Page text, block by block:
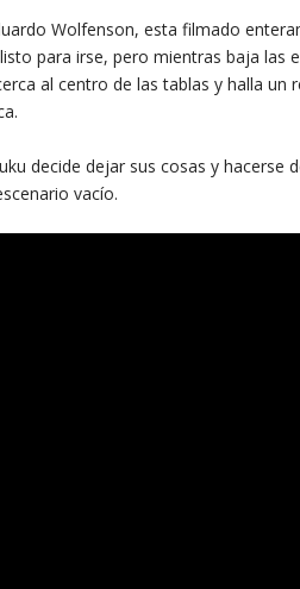
Wolfenson, esta filmado
para irse, pero mientras baja las
al centro de las tablas y halla
decide dejar sus cosas y
vacío.